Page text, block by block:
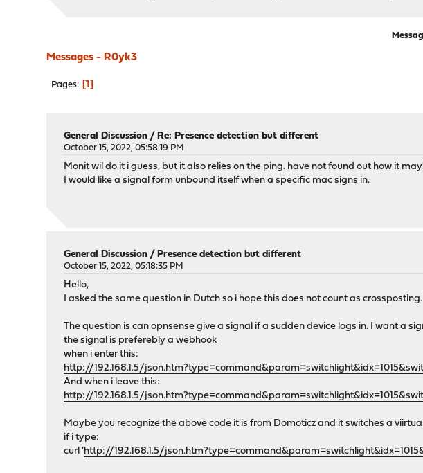
Messages - R0yk3
Pages 1
General Discussion /Re: Presence detection but different
October 15, 2022, 05:58:19 PM
Monit wil do it i guess, but it also relies on the ping. have not found out how it
I would like a signal form unbound itself when a specific mac signs in.
General Discussion /Presence detection but different
October 15, 2022, 05:18:35 PM
Hello,
I asked the same question in Dutch so i hope this does not count as
The question is can opnsense give a signal if a sudden device logs in. I want a
the signal is preferebly a webhook
when i enter this:
http://192.168.1.5/
And when i leave this:
http://192.168.1.5/
Maybe you recognize the above code it is from Domoticz and it switches a
if i type:
curl 'http://192.168.1.5/